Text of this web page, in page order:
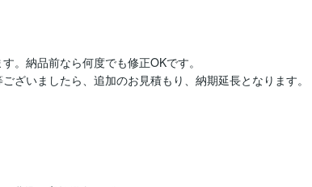
。納品前なら何度でも修正OKです。